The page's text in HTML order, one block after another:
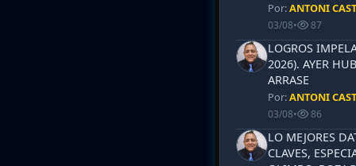
Por:ANTONI
03/08• 87
LOGROS
2026). AYER
ARRASE
Por:ANTONI
03/08• 86
LO MEJORES
CLAVES,